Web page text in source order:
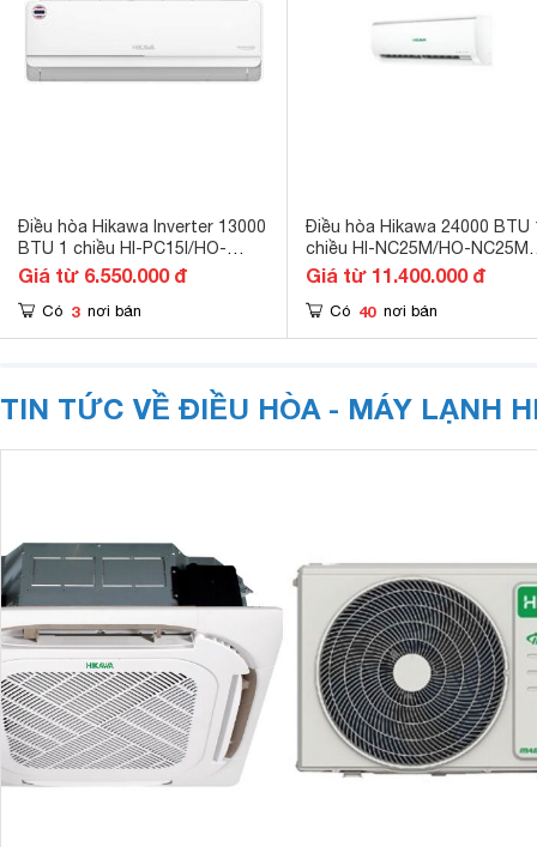
Điều hòa Hikawa Inverter 13000
BTU 1 chiều HI-PC15I/HO-
PC15I gas R-32
Giá từ 6.550.000 đ
Có 3 nơi bán
Điều hòa Hikawa 24000 BTU
chiều HI-NC25M/HO-NC25M
gas R-32
Giá từ 11.400.000 đ
Có 40 nơi bán
TIN TỨC VỀ ĐIỀU HÒA - MÁY LẠNH